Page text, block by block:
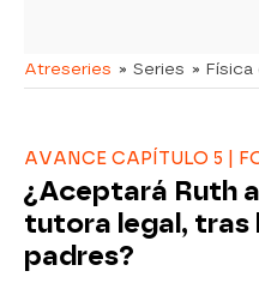
Atreseries » Series »
AVANCE CAPÍTULO 5 |
¿Aceptará Ruth
tutora legal, tras
padres?